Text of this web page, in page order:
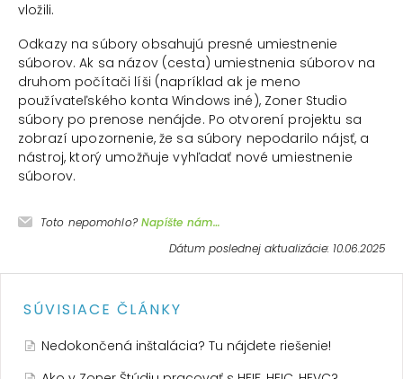
vložili.
Odkazy na súbory obsahujú presné umiestnenie
súborov. Ak sa názov (cesta) umiestnenia súborov na
druhom počítači líši (napríklad ak je meno
používateľského konta Windows iné), Zoner Studio
súbory po prenose nenájde. Po otvorení projektu sa
zobrazí upozornenie, že sa súbory nepodarilo nájsť, a
nástroj, ktorý umožňuje vyhľadať nové umiestnenie
súborov.
Toto nepomohlo? Napíšte nám…
Dátum poslednej aktualizácie: 10.06.2025
SÚVISIACE ČLÁNKY
Nedokončená inštalácia? Tu nájdete riešenie!